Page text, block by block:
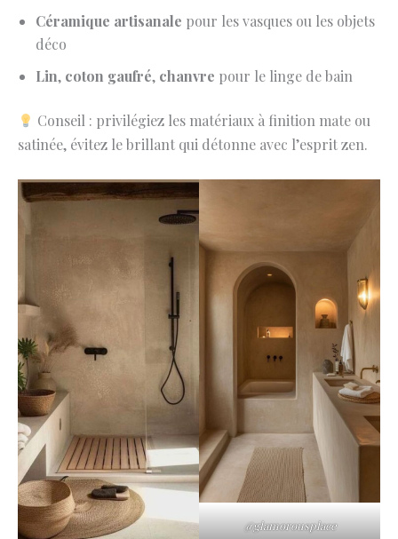
Céramique artisanale pour les vasques ou les objets
déco
Lin, coton gaufré, chanvre pour le linge de bain
Conseil : privilégiez les matériaux à finition mate ou
satinée, évitez le brillant qui détonne avec l’esprit zen.
@glamorousplace